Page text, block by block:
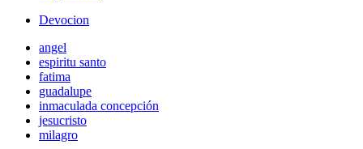
Devocion
angel
espiritu santo
fatima
guadalupe
inmaculada concepción
jesucristo
milagro